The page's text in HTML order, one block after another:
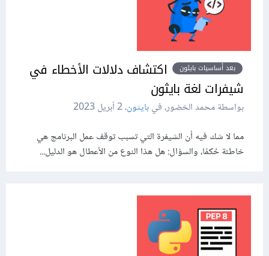
بعد أساسيات بايثون
اكتشاف دلالات الأخطاء في
شيفرات لغة بايثون
بواسطة محمد الخضور، فيبايثون،2 أبريل 2023
مما لا شك فيه أن الشيفرة التي تسبب توقف عمل البرنامج هي
خاطئة حُكمًا، والسؤال: هل هذا النوع من الأعطال هو الدليل...